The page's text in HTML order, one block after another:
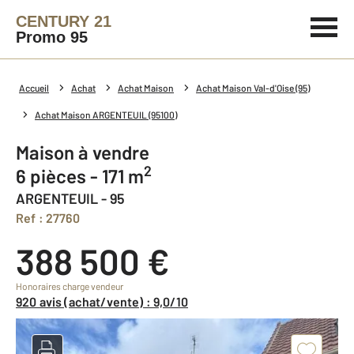
CENTURY 21
Promo 95
Accueil Achat Achat Maison Achat Maison Val-d'Oise (95)
Achat Maison ARGENTEUIL (95100)
Maison à vendre
6 pièces - 171 m2
ARGENTEUIL - 95
Ref : 27760
388 500 €
Honoraires charge vendeur
920 avis (achat/vente) : 9,0/10